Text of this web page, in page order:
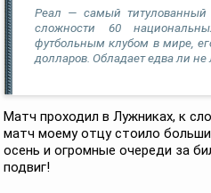
Реал — самый титулованный
сложности 60
футбольным клубом в мире,
долларов. Обладает едва ли
Матч проходил в Лужниках, к
матч моему отцу стоило
осень и огромные очереди за
подвиг!